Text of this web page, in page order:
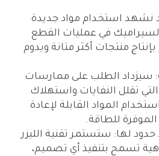
نشهد استخدام مواد جديدة
في عمليات القطع
منتجات أكثر متانة ويدوم
سيزداد الطلب على ممارسات
تقلل النفايات واستهلاك
المواد القابلة لإعادة
الموفرة للطاقة.
لها: ستستمر تقنية الليزر
تسمح بتنفيذ أي تصميم،